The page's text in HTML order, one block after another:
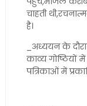
चाहती
है।
_अध्ययन के
काव्य गोष्ठियों
पत्रिकाओं में